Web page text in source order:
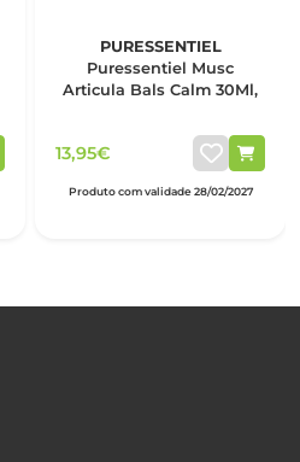
PURESSENTIEL
Puressentiel Musc
Articula Bals Calm 30Ml,
13,95€
Produto com validade 28/02/2027